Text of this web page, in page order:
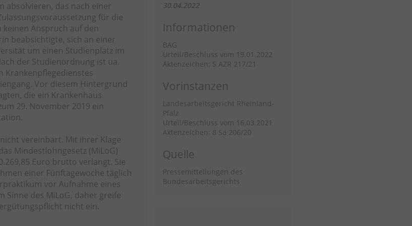
absolvieren, das nach einer
für die
Anspruch auf den
beabsichtigte, sich an einer
um einen Studienplatz im
der Studienordnung ist ua.
Krankenpflegedienstes
Vor diesem Hintergrund
die ein Krankenhaus
29. November 2019 ein
vereinbart. Mit ihrer Klage
Mindestlohngesetz (MiLoG)
Euro brutto verlangt. Sie
einer Fünftagewoche täglich
vor Aufnahme eines
Sinne des MiLoG, daher greife
nicht ein.
30.04.2022
Informationen
BAG
Urteil/Beschluss vom 19.01.2022
Aktenzeichen: 5 AZR 217/21
Vorinstanzen
Landesarbeitsgericht Rheinland-
Pfalz
Urteil/Beschluss vom 16.03.2021
Aktenzeichen: 8 Sa 206/20
Quelle
Pressemitteilungen des
Bundesarbeitsgerichts